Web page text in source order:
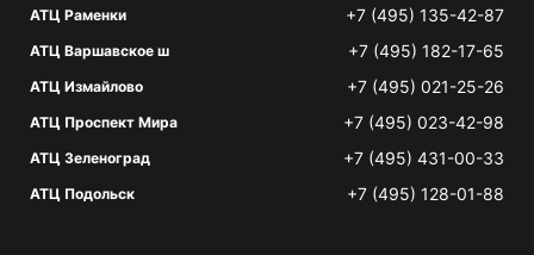
АТЦ Раменки +7 (495) 135-42-87
АТЦ Варшавское ш +7 (495) 182-17-65
АТЦ Измайлово +7 (495) 021-25-26
АТЦ Проспект Мира +7 (495) 023-42-98
АТЦ Зеленоград +7 (495) 431-00-33
АТЦ Подольск +7 (495) 128-01-88